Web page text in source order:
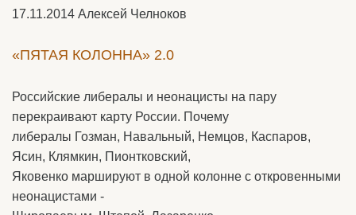
17.11.2014 Алексей Челноков
«ПЯТАЯ КОЛОННА» 2.0
Российские либералы и неонацисты на пару
перекраивают карту России. Почему
либералы Гозман, Навальный, Немцов, Каспаров,
Ясин, Клямкин, Пионтковский,
Яковенко маршируют в одной колонне с откровенными
неонацистами -